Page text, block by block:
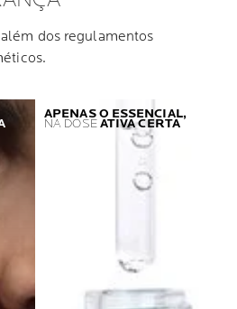
dos regulamentos
APENAS O ESSENCIAL,
NA DOSEATIVA CERTA